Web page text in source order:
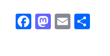
Facebook
Mastodon
Email